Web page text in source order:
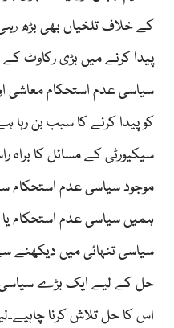
کے خلاف تلخیاں بھی بڑھ رہی
پیدا کرنے میں بڑی رکاوٹ کے
سیاسی عدم استحکام معاشی
کو پیدا کرنے کا سبب بن رہا
سیکیورٹی کے مسائل کا براہ
موجود سیاسی عدم استحکام
ہمیں سیاسی عدم استحکام یا
سیاسی تنہائی میں دیکھنے سے
حل کے لیے ایک بڑے سیاسی
اس کا حل تلاش کرنا